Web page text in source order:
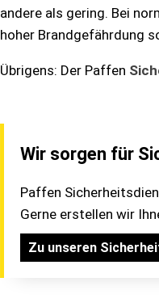
andere als gering. Bei
hoher Brandgefährdung
Übrigens: Der Paffen
Wir sorgen für
Paffen
Gerne erstellen wir
Zu unseren